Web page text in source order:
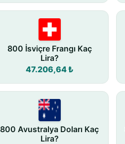
800 İsviçre Frangı Kaç
Lira?
47.206,64 ₺
800 Avustralya Doları Kaç
Lira?